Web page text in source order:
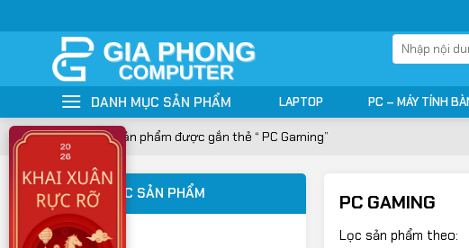
qua
Tìm
kiếm:
DANH MỤC SẢN PHẨM LAPTOP PC – MÁY TÍNH
Trang chủ»Sản phẩm được gắn thẻ “ PC Gaming”
DANH MỤC SẢN PHẨM
Camera
PC GAMING
Lọc sản phẩm theo: